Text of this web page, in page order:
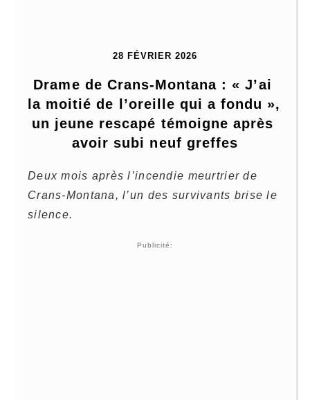
28 FÉVRIER 2026
Drame de Crans-Montana : « J’ai
la moitié de l’oreille qui a fondu »,
un jeune rescapé témoigne après
avoir subi neuf greffes
Deux mois après l’incendie meurtrier de
Crans-Montana, l’un des survivants brise le
silence.
Publicité: